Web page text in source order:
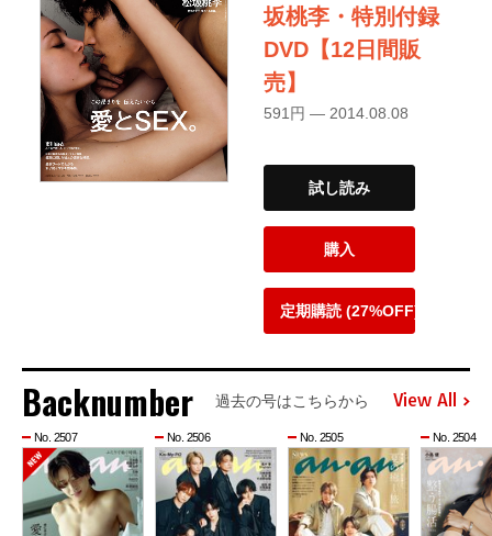
坂桃李・特別付録
DVD【12日間販
売】
591円 — 2014.08.08
試し読み
購入
定期購読 (27%OFF)
Backnumber 過去の号はこちらから View All
No. 2507 No. 2506 No. 2505 No. 2504